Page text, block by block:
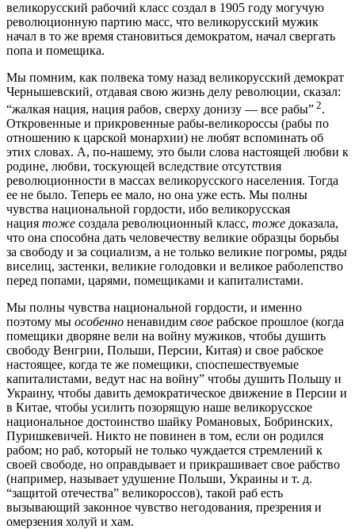
великорусский рабочий класс создал в 1905 году могучую
революционную партию масс, что великорусский мужик
начал в то же время становиться демократом, начал свергать
попа и помещика.
Мы помним, как полвека тому назад великорусский демократ
Чернышевский, отдавая свою жизнь делу революции, сказал:
“жалкая нация, нация рабов, сверху донизу — все рабы” 2.
Откровенные и прикровенные рабы-великороссы (рабы по
отношению к царской монархии) не любят вспоминать об
этих словах. А, по-нашему, это были слова настоящей любви к
родине, любви, тоскующей вследствие отсутствия
революционности в массах великорусского населения. Тогда
ее не было. Теперь ее мало, но она уже есть. Мы полны
чувства национальной гордости, ибо великорусская
нация тоже создала революционный класс, тоже доказала,
что она способна дать человечеству великие образцы борьбы
за свободу и за социализм, а не только великие погромы, ряды
виселиц, застенки, великие голодовки и великое раболепство
перед попами, царями, помещиками и капиталистами.
Мы полны чувства национальной гордости, и именно
поэтому мы особенно ненавидим свое рабское прошлое (когда
помещики дворяне вели на войну мужиков, чтобы душить
свободу Венгрии, Польши, Персии, Китая) и свое рабское
настоящее, когда те же помещики, споспешествуемые
капиталистами, ведут нас на войну” чтобы душить Польшу и
Украину, чтобы давить демократическое движение в Персии и
в Китае, чтобы усилить позорящую наше великорусское
национальное достоинство шайку Романовых, Бобринских,
Пуришкевичей. Никто не повинен в том, если он родился
рабом; но раб, который не только чуждается стремлений к
своей свободе, но оправдывает и прикрашивает свое рабство
(например, называет удушение Польши, Украины и т. д.
“защитой отечества” великороссов), такой раб есть
вызывающий законное чувство негодования, презрения и
омерзения холуй и хам.